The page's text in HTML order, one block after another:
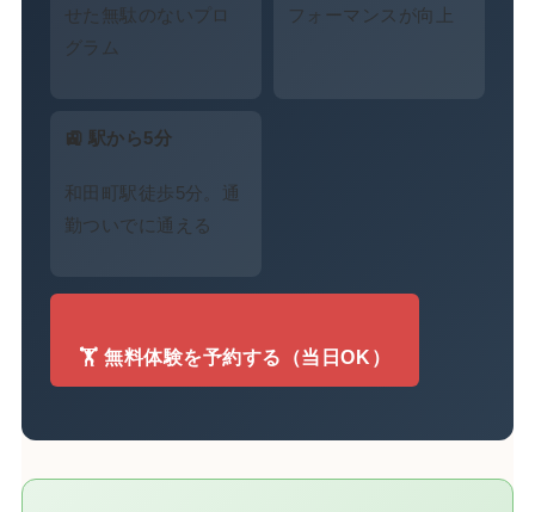
せた無駄のないプロ
グラム
フォーマンスが向上
🚉 駅から5分
和田町駅徒歩5分。通
勤ついでに通える
🏋️ 無料体験を予約する（当日OK）